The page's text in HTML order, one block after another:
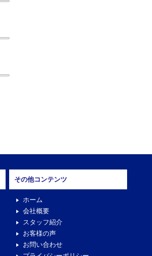
その他コンテンツ
ホーム
会社概要
スタッフ紹介
お客様の声
お問い合わせ